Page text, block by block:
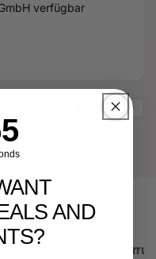
verfügbar
Hinweise zum
ends in:
AND